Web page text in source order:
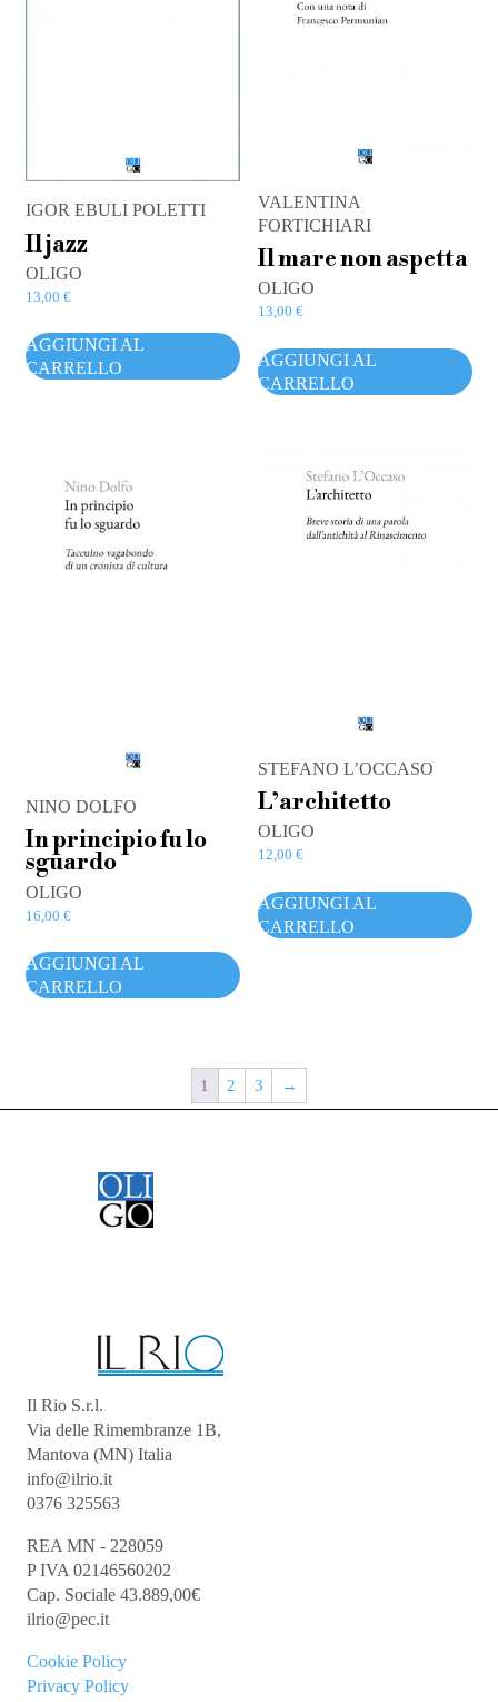
IGOR EBULI POLETTI
Il jazz
OLIGO
13,00 €
AGGIUNGI AL
CARRELLO
VALENTINA
FORTICHIARI
Il mare non aspetta
OLIGO
13,00€
AGGIUNGI AL
CARRELLO
NINO DOLFO
In principio fu lo
sguardo
OLIGO
16,00 €
AGGIUNGI AL
CARRELLO
STEFANO L’OCCASO
L’architetto
OLIGO
12,00€
AGGIUNGI AL
CARRELLO
1 2 3 →
Il Rio S.r.l.
Via delle Rimembranze 1B,
Mantova (MN) Italia
info@ilrio.it
0376 325563
REA MN - 228059
P IVA 02146560202
Cap. Sociale 43.889,00€
ilrio@pec.it
Cookie Policy
Privacy Policy